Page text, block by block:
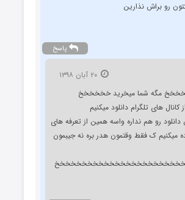
رو براش نذارین
پاسخ
۲۰ آبان ۱۳۹۸
مگه شما میخرید خخخخخخ
کانال های تلگرام دانلود میکنیم
دانلود رو هم نداره واسه همین از تعرفه های
میکنیم ک فقط وقتمون هدر بره نه جیبمون